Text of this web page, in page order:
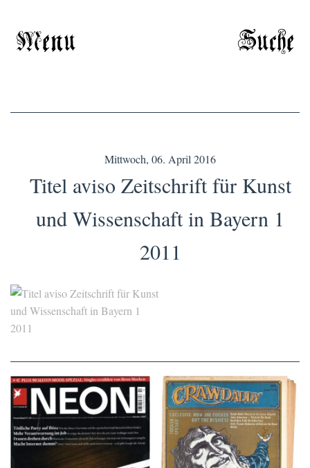
Menu Suche
Mittwoch, 06. April 2016
Titel aviso Zeitschrift für Kunst
und Wissenschaft in Bayern 1
2011
NEON – OKTOBER
2008
Crawdaddy – June/11/72